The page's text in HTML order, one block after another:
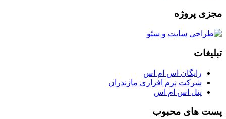
مجزی پروژه
تبلیغات
رایگان اس ام اس
شرکت نرم افزاری مازندران
پنل اس ام اس
پست های محبوب